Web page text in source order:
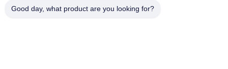
Good day, what product are you looking for?